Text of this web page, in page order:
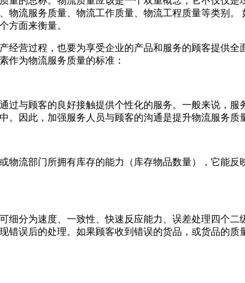
物流服务质量、物流工作质量、物流工程质量等类别
方面来衡量。
营过程，也要为享受企业的产品和服务的顾客提供全
作为物流服务质量的标准：
与顾客的良好接触提供个性化的服务。一般来说，服
因此，加强服务人员与顾客的沟通是提升物流服务质
流部门所拥有库存的能力（库存物品数量），它能反
分为速度、一致性、快速反应能力、误差处理四个二
错误后的处理。如果顾客收到错误的货品，或货品的